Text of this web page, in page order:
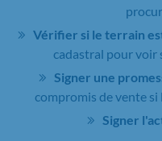
Vérifier si le terrain
cadastral pour voir
Signer une
compromis de vente
Signer